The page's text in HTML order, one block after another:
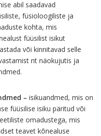
abil saadavad
füsioloogiliste ja
kohta, mis
füüsilist isikut
või kinnitavad selle
nt näokujutis ja
– isikuandmed, mis on
füüsilise isiku päritud või
omadustega, mis
teavet kõnealuse